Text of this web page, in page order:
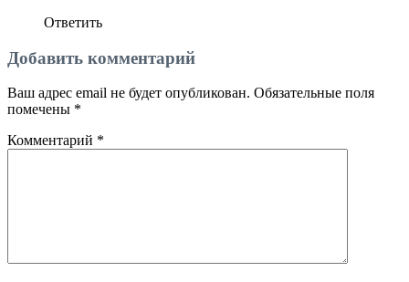
Ответить
Добавить комментарий
Ваш адрес email не будет опубликован. Обязательные поля
помечены *
Комментарий *